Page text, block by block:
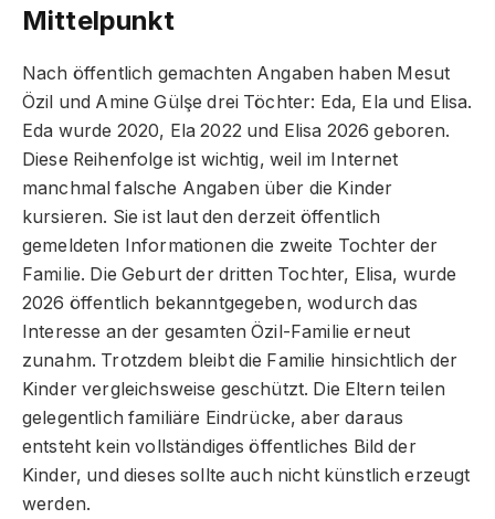
Mittelpunkt
Nach öffentlich gemachten Angaben haben Mesut
Özil und Amine Gülşe drei Töchter: Eda, Ela und Elisa.
Eda wurde 2020, Ela 2022 und Elisa 2026 geboren.
Diese Reihenfolge ist wichtig, weil im Internet
manchmal falsche Angaben über die Kinder
kursieren. Sie ist laut den derzeit öffentlich
gemeldeten Informationen die zweite Tochter der
Familie. Die Geburt der dritten Tochter, Elisa, wurde
2026 öffentlich bekanntgegeben, wodurch das
Interesse an der gesamten Özil-Familie erneut
zunahm. Trotzdem bleibt die Familie hinsichtlich der
Kinder vergleichsweise geschützt. Die Eltern teilen
gelegentlich familiäre Eindrücke, aber daraus
entsteht kein vollständiges öffentliches Bild der
Kinder, und dieses sollte auch nicht künstlich erzeugt
werden.